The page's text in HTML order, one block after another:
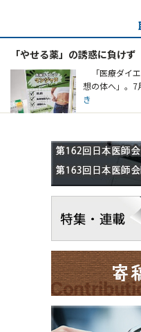
「やせる薬」の誘惑に負けず
「医療ダイ
想の体へ」。7
き